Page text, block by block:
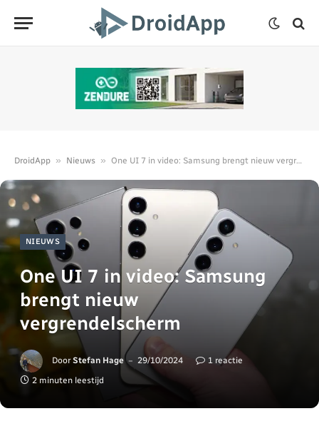
DroidApp » Nieuws » One UI 7 in video: Samsung brengt nieuw vergrendelscherm
NIEUWS
One UI 7 in video: Samsung
brengt nieuw
vergrendelscherm
Door Stefan Hage 29/10/2024
1 reactie
2 minuten leestijd